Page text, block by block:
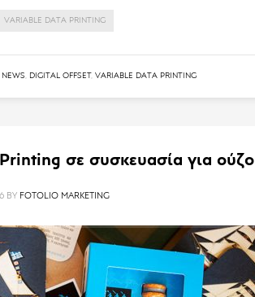
VARIABLE DATA PRINTING
, DIGITAL OFFSET, VARIABLE DATA PRINTING
σε συσκευασία για ούζο
BY FOTOLIO MARKETING